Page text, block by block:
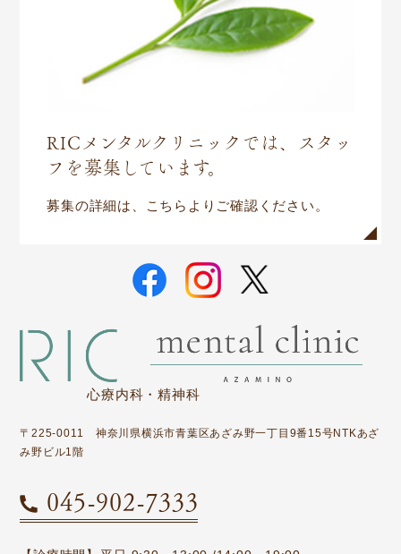
RICメンタルクリニックでは、スタッ
フを募集しています。
募集の詳細は、こちらよりご確認ください。
心療内科・精神科
〒225-0011 神奈川県横浜市青葉区あざみ野一丁目9番15号NTKあざ
み野ビル1階
045-902-7333